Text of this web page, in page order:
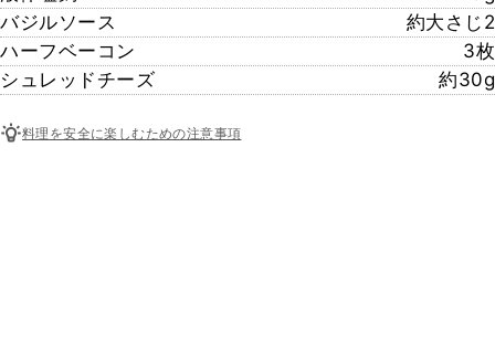
バジルソース
約大さじ2
ハーフベーコン
3枚
シュレッドチーズ
約30g
料理を安全に楽しむための注意事項